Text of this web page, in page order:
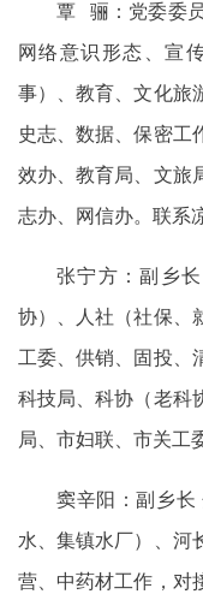
覃 骊：党委委
网络意识形态、宣
事）、教育、文化旅
史志、数据、保密工
效办、教育局、文旅
志办、网信办。联系
张宁方：副乡
协）、人社（社保、
工委、供销、固投、
科技局、科协（老科
局、市妇联、市关工
窦辛阳：副乡
水、集镇水厂）、河
营、中药材工作，对